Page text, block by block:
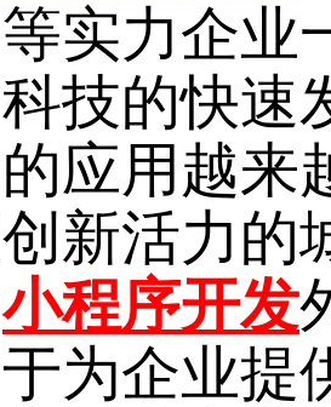
实力企业
技的快速
应用越来
新活力的
小程序开发
为企业提